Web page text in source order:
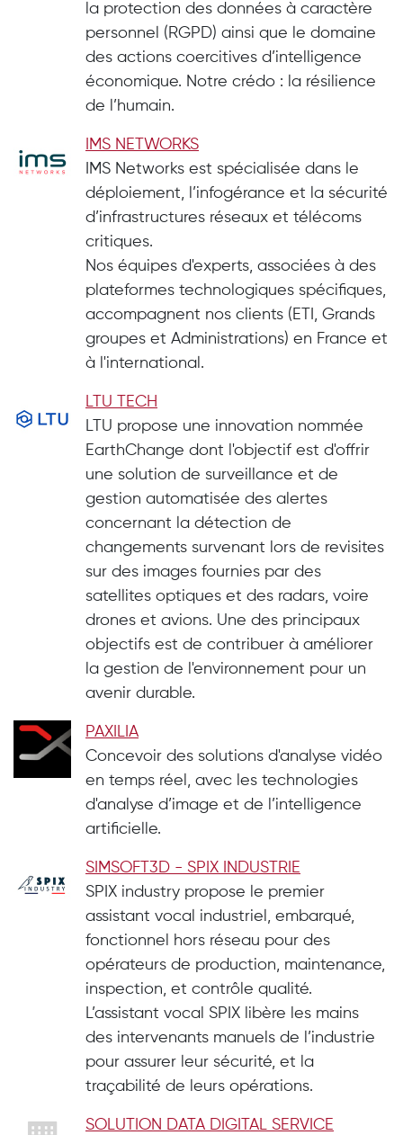
la protection des données à caractère
personnel (RGPD) ainsi que le domaine
des actions coercitives d’intelligence
économique. Notre crédo : la résilience
de l’humain.
IMS NETWORKS
IMS Networks est spécialisée dans le
déploiement, l’infogérance et la sécurité
d’infrastructures réseaux et télécoms
critiques.
Nos équipes d'experts, associées à des
plateformes technologiques spécifiques,
accompagnent nos clients (ETI, Grands
groupes et Administrations) en France et
à l'international.
LTU TECH
LTU propose une innovation nommée
EarthChange dont l'objectif est d'offrir
une solution de surveillance et de
gestion automatisée des alertes
concernant la détection de
changements survenant lors de revisites
sur des images fournies par des
satellites optiques et des radars, voire
drones et avions. Une des principaux
objectifs est de contribuer à améliorer
la gestion de l'environnement pour un
avenir durable.
PAXILIA
Concevoir des solutions d'analyse vidéo
en temps réel, avec les technologies
d'analyse d’image et de l’intelligence
artificielle.
SIMSOFT3D - SPIX INDUSTRIE
SPIX industry propose le premier
assistant vocal industriel, embarqué,
fonctionnel hors réseau pour des
opérateurs de production, maintenance,
inspection, et contrôle qualité.
L’assistant vocal SPIX libère les mains
des intervenants manuels de l’industrie
pour assurer leur sécurité, et la
traçabilité de leurs opérations.
SOLUTION DATA DIGITAL SERVICE